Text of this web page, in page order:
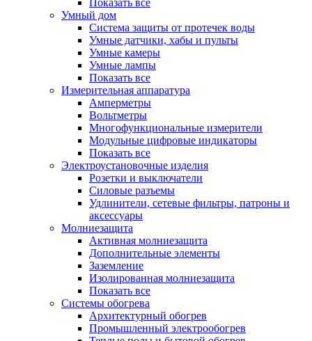
Показать все
Умный дом
Система защиты от протечек воды
Умные датчики, хабы и пульты
Умные камеры
Умные лампы
Показать все
Измерительная аппаратура
Амперметры
Вольтметры
Многофункциональные измерители
Модульные цифровые индикаторы
Показать все
Электроустановочные изделия
Розетки и выключатели
Силовые разъемы
Удлинители, сетевые фильтры, патроны и
аксессуары
Молниезащита
Активная молниезащита
Дополнительные элементы
Заземление
Изолированная молниезащита
Показать все
Системы обогрева
Архитектурный обогрев
Промышленный электрообогрев